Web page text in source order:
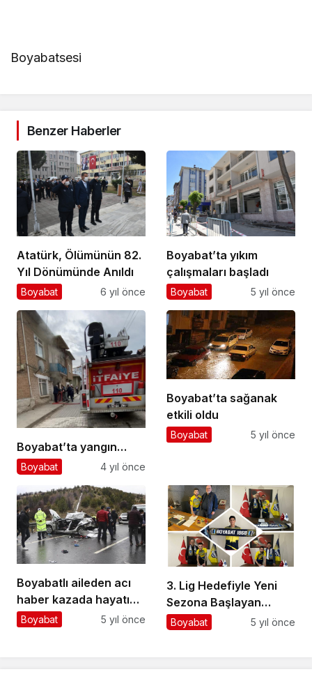
Boyabatsesi
Benzer Haberler
Atatürk, Ölümünün 82.
Yıl Dönümünde Anıldı
Boyabat 6 yıl önce
Boyabat’ta yıkım
çalışmaları başladı
Boyabat 5 yıl önce
Boyabat’ta yangın…
Boyabat 4 yıl önce
Boyabat’ta sağanak
etkili oldu
Boyabat 5 yıl önce
Boyabatlı aileden acı
haber kazada hayatını
kaybettiler
Boyabat 5 yıl önce
3. Lig Hedefiyle Yeni
Sezona Başlayan
Boyabat 1868 Spor
Boyabat 5 yıl önce